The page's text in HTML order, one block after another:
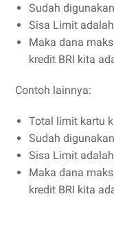
Sudah
Sisa Limit
Maka dana
kredit BRI kita
Contoh lainnya:
Total limit kartu
Sudah
Sisa Limit
Maka dana
kredit BRI kita